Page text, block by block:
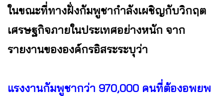
ในขณะที่ทางฝั่งกัมพูชากำลังเผชิญกับวิกฤต
เศรษฐกิจภายในประเทศอย่างหนัก จาก
รายงานขององค์กรอิสระระบุว่า
แรงงานกัมพูชากว่า 970,000 คนที่ต้องอพยพ